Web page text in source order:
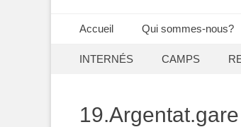
Menu principal
Accueil Qui sommes-nous?
Menu secondaire
INTERNÉS CAMPS
19.Argentat.gare